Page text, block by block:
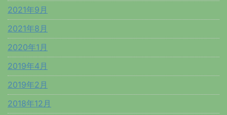
2021年9月
2021年8月
2020年1月
2019年4月
2019年2月
2018年12月